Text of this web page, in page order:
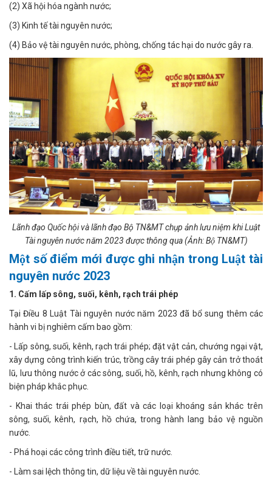
(2) Xã hội hóa ngành nước;
(3) Kinh tế tài nguyên nước;
(4) Bảo vệ tài nguyên nước, phòng, chống tác hại do nước gây ra.
Lãnh đạo Quốc hội và lãnh đạo Bộ TN&MT chụp ảnh lưu niệm khi Luật
Tài nguyên nước năm 2023 được thông qua (Ảnh: Bộ TN&MT)
Một số điểm mới được ghi nhận trong Luật tài
nguyên nước 2023
1. Cấm lấp sông, suối, kênh, rạch trái phép
Tại Điều 8 Luật Tài nguyên nước năm 2023 đã bổ sung thêm các
hành vi bị nghiêm cấm bao gồm:
- Lấp sông, suối, kênh, rạch trái phép; đặt vật cản, chướng ngại vật,
xây dựng công trình kiến trúc, trồng cây trái phép gây cản trở thoát
lũ, lưu thông nước ở các sông, suối, hồ, kênh, rạch nhưng không có
biện pháp khắc phục.
- Khai thác trái phép bùn, đất và các loại khoáng sản khác trên
sông, suối, kênh, rạch, hồ chứa, trong hành lang bảo vệ nguồn
nước.
- Phá hoại các công trình điều tiết, trữ nước.
- Làm sai lệch thông tin, dữ liệu về tài nguyên nước.